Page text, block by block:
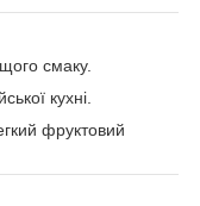
смаку.
кухні.
фруктовий